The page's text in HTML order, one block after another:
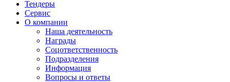
Тендеры
Сервис
О компании
Наша деятельность
Награды
Соцответственность
Подразделения
Информация
Вопросы и ответы